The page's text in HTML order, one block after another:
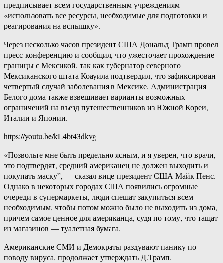
предписывает всем государственным учреждениям
«использовать все ресурсы, необходимые для подготовки и
реагирования на вспышку».
Через несколько часов президент США Дональд Трамп провел
пресс-конференцию и сообщил, что ужесточает прохождение
границы с Мексикой, так как губернатор северного
Мексиканского штата Коауила подтвердил, что зафиксирован
четвертый случай заболевания в Мексике. Администрация
Белого дома также взвешивает варианты возможных
ограничений на въезд путешественников из Южной Кореи,
Италии и Японии.
https://youtu.be/kL4bt43dkvg
«Позвольте мне быть предельно ясным, и я уверен, что врачи,
это подтвердят, средний американец не должен выходить и
покупать маску”, — сказал вице-президент США Майк Пенс.
Однако в некоторых городах США появились огромные
очереди в супермаркеты, люди спешат закупиться всем
необходимым, чтобы потом можно было не выходить из дома,
причем самое ценное для американца, судя по тому, что тащат
из магазинов — туалетная бумага.
Американские СМИ и Демократы раздувают панику по
поводу вируса, продолжает утверждать Д.Трамп.